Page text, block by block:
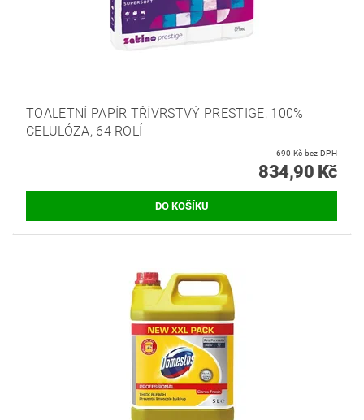
TOALETNÍ PAPÍR TŘÍVRSTVÝ PRESTIGE, 100%
CELULÓZA, 64 ROLÍ
690 Kč bez DPH
834,90 Kč